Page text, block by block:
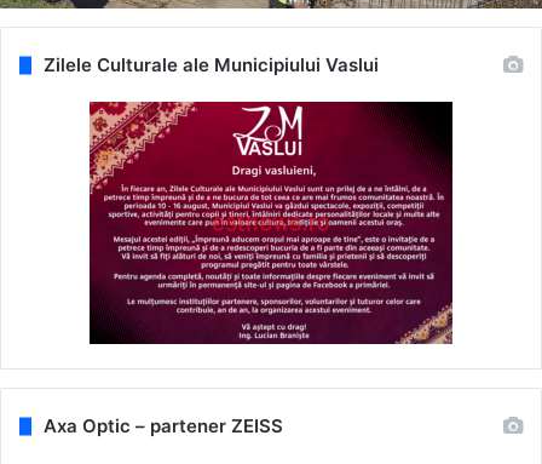
Zilele Culturale ale Municipiului Vaslui
Axa Optic – partener ZEISS